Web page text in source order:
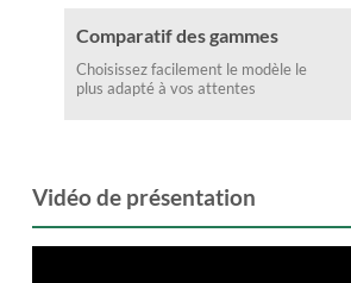
Comparatif des gammes
Choisissez facilement le modèle le
plus adapté à vos attentes
Vidéo de présentation